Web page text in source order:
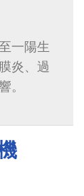
置與其
的
，分析
的腦部
一陽生
炎、過
。